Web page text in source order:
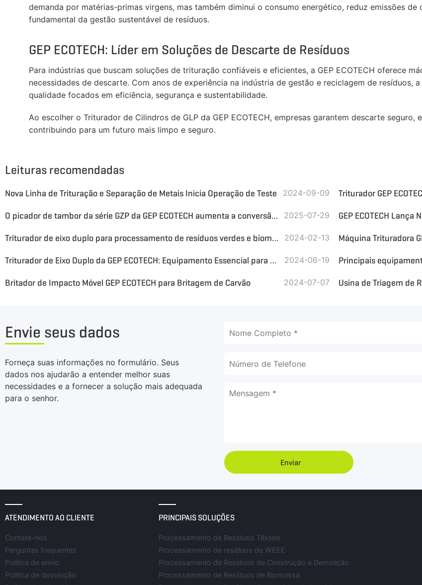
demanda por matérias-primas virgens, mas também diminui o consumo energético, reduz emissões
fundamental da gestão sustentável de resíduos.
GEP ECOTECH: Líder em Soluções de Descarte de Resíduos
Para indústrias que buscam soluções de trituração confiáveis e eficientes, a GEP ECOTECH oferece
necessidades de descarte. Com anos de experiência na indústria de gestão e reciclagem de resíduos,
qualidade focados em eficiência, segurança e sustentabilidade.
Ao escolher o Triturador de Cilindros de GLP da GEP ECOTECH, empresas garantem descarte
contribuindo para um futuro mais limpo e seguro.
Leituras recomendadas
Nova Linha de Trituração e Separação de Metais Inicia Operação de Teste 2024-09-09 Triturador GEP
O picador de tambor da série GZP da GEP ECOTECH aumenta a conversão de energia de biomassa 2025-07-29 GEP ECOTECH
Triturador de eixo duplo para processamento de resíduos verdes e biomassa 2024-02-13
Triturador de Eixo Duplo da GEP ECOTECH: Equipamento Essencial para o Descarte de Carcaças de Animais 2024-06-19
Britador de Impacto Móvel GEP ECOTECH para Britagem de Carvão 2024-07-07 Usina de Triagem de
Envie seus dados
Forneça suas informações no formulário. Seus
dados nos ajudarão a entender melhor suas
necessidades e a fornecer a solução mais adequada
para o senhor.
Enviar
ATENDIMENTO AO CLIENTE
Contate-nos
Perguntas frequentes
Política de envio
Política de devolução
PRINCIPAIS SOLUÇÕES
Processamento de Resíduos Têxteis
Processamento de resíduos de WEEE
Processamento de Resíduos de Construção e Demolição
Processamento de Resíduos de Biomassa